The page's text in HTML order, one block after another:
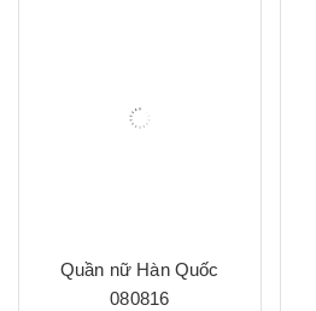
Quần nữ Hàn Quốc
080816